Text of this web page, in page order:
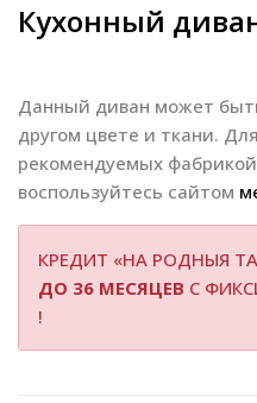
Кухонный
Данный диван может
другом цвете и ткани.
рекомендуемых
воспользуйтесь сайтом
КРЕДИТ «НА РОДНЫЯ
ДО 36 МЕСЯЦЕВ С
!